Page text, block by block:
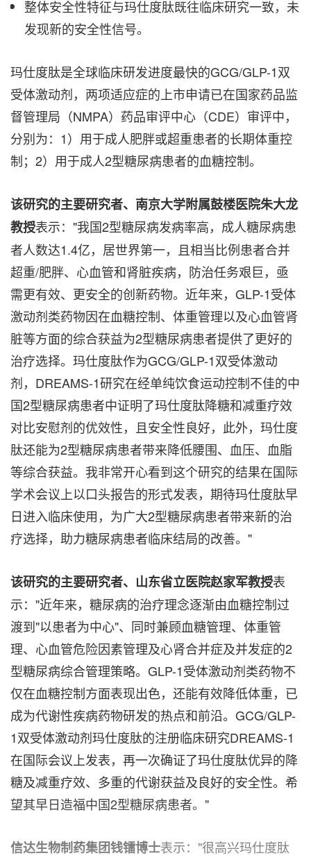
整体安全性特征与玛仕度肽既往临床研究一致，未
发现新的安全性信号。
玛仕度肽是全球临床研发进度最快的GCG/GLP-1双
受体激动剂，两项适应症的上市申请已在国家药品监
督管理局（NMPA）药品审评中心（CDE）审评中，
分别为：1）用于成人肥胖或超重患者的长期体重控
制；2）用于成人2型糖尿病患者的血糖控制。
该研究的主要研究者、南京大学附属鼓楼医院朱大龙
教授表示："我国2型糖尿病发病率高，成人糖尿病患
者人数达1.4亿，居世界第一，且相当比例患者合并
超重/肥胖、心血管和肾脏疾病，防治任务艰巨，亟
需更有效、更安全的创新药物。近年来，GLP-1受体
激动剂类药物因在血糖控制、体重管理以及心血管肾
脏等方面的综合获益为2型糖尿病患者提供了更好的
治疗选择。玛仕度肽作为GCG/GLP-1双受体激动
剂，DREAMS-1研究在经单纯饮食运动控制不佳的中
国2型糖尿病患者中证明了玛仕度肽降糖和减重疗效
对比安慰剂的优效性，且安全性良好，此外，玛仕度
肽还能为2型糖尿病患者带来降低腰围、血压、血脂
等综合获益。我非常开心看到这个研究的结果在国际
学术会议上以口头报告的形式发表，期待玛仕度肽早
日进入临床使用，为广大2型糖尿病患者带来新的治
疗选择，助力糖尿病患者临床结局的改善。"
该研究的主要研究者、山东省立医院赵家军教授表
示："近年来，糖尿病的治疗理念逐渐由血糖控制过
渡到"以患者为中心"、同时兼顾血糖管理、体重管
理、心血管危险因素管理及心肾合并症及并发症的2
型糖尿病综合管理策略。GLP-1受体激动剂类药物不
仅在血糖控制方面表现出色，还能有效降低体重，已
成为代谢性疾病药物研发的热点和前沿。GCG/GLP-
1双受体激动剂玛仕度肽的注册临床研究DREAMS-1
在国际会议上发表，再一次确证了玛仕度肽优异的降
糖及减重疗效、多重的代谢获益及良好的安全性。希
望其早日造福中国2型糖尿病患者。"
信达生物制药集团钱镭博士表示："很高兴玛仕度肽